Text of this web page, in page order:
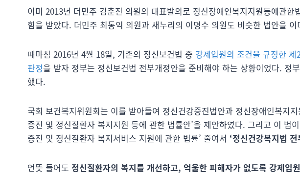
이미 2013년 더민주 김춘진 의원의 대표발의로 정신장애인복지지원등에관한
힘을 받았다. 더민주 최동익 의원과 새누리의 이명수 의원도 비슷한 법안을
때마침 2016년 4월 18일, 기존의 정신보건법 중 강제입원의 조건을 규정한
판정을 받자 정부는 정신보건법 전부개정안을 준비해야 하는 상황이었다. 정
했다.
국회 보건복지위원회는 이를 받아들여 정신건강증진법안과 정신장애인복지
증진 및 정신질환자 복지지원 등에 관한 법률안’을 제안하였다. 그리고 이 법
증진 및 정신질환자 복지서비스 지원에 관한 법률’ 줄여서 ‘정신건강복지법 전
언뜻 들어도 정신질환자의 복지를 개선하고, 억울한 피해자가 없도록 강제입